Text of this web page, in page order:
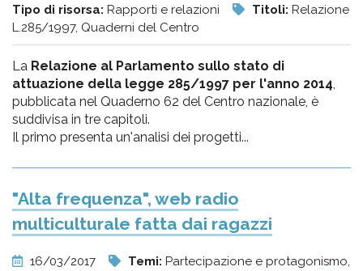
Tipo di risorsa: Rapporti e relazioni Titoli: Relazione
L.285/1997, Quaderni del Centro
La Relazione al Parlamento sullo stato di
attuazione della legge 285/1997 per l'anno 2014,
pubblicata nel Quaderno 62 del Centro nazionale, è
suddivisa in tre capitoli.
Il primo presenta un'analisi dei progetti...
"Alta frequenza", web radio
multiculturale fatta dai ragazzi
16/03/2017 Temi: Partecipazione e protagonismo,